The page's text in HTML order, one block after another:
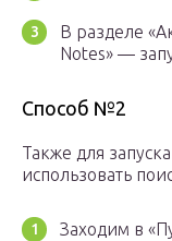
В разделе
Notes» —
Способ №2
Также для
использовать
Заходим в